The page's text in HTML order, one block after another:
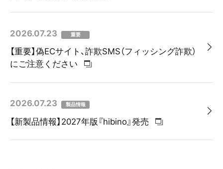
2026.07.23 重要
【重要】偽ECサイト、詐欺SMS（フィッシング詐欺）
にご注意ください
2026.07.23 製品情報
【新製品情報】2027年版『hibino』発売